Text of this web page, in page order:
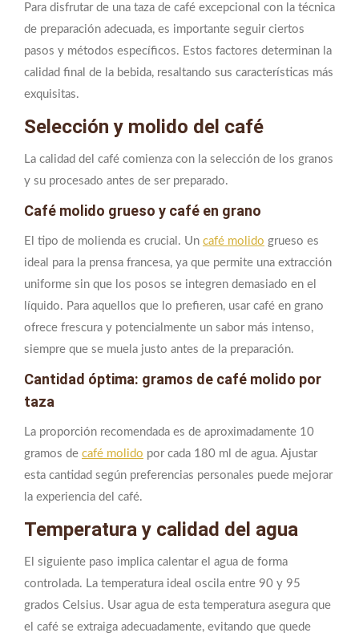
Para disfrutar de una taza de café excepcional con la técnica
de preparación adecuada, es importante seguir ciertos
pasos y métodos específicos. Estos factores determinan la
calidad final de la bebida, resaltando sus características más
exquisitas.
Selección y molido del café
La calidad del café comienza con la selección de los granos
y su procesado antes de ser preparado.
Café molido grueso y café en grano
El tipo de molienda es crucial. Un café molido grueso es
ideal para la prensa francesa, ya que permite una extracción
uniforme sin que los posos se integren demasiado en el
líquido. Para aquellos que lo prefieren, usar café en grano
ofrece frescura y potencialmente un sabor más intenso,
siempre que se muela justo antes de la preparación.
Cantidad óptima: gramos de café molido por
taza
La proporción recomendada es de aproximadamente 10
gramos de café molido por cada 180 ml de agua. Ajustar
esta cantidad según preferencias personales puede mejorar
la experiencia del café.
Temperatura y calidad del agua
El siguiente paso implica calentar el agua de forma
controlada. La temperatura ideal oscila entre 90 y 95
grados Celsius. Usar agua de esta temperatura asegura que
el café se extraiga adecuadamente, evitando que quede